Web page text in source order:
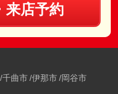
来店予約
千曲市 伊那市 岡谷市